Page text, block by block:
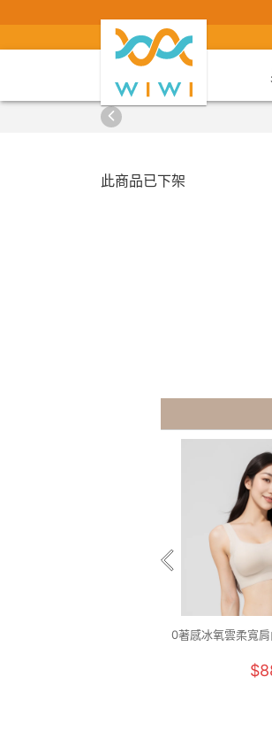
此商品已下架
0著感冰氧雲柔寬